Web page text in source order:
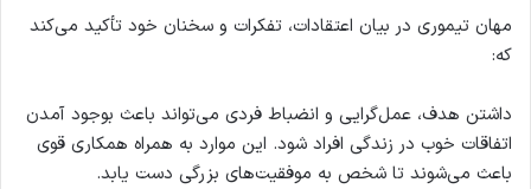
مهان تیموری در بیان اعتقادات، تفکرات و سخنان خود تأکید می‌کند
که:
داشتن هدف، عمل‌گرایی و انضباط فردی می‌تواند باعث بوجود آمدن
اتفاقات خوب در زندگی افراد شود. این موارد به همراه همکاری قوی
باعث می‌شوند تا شخص به موفقیت‌های بزرگی دست یابد.